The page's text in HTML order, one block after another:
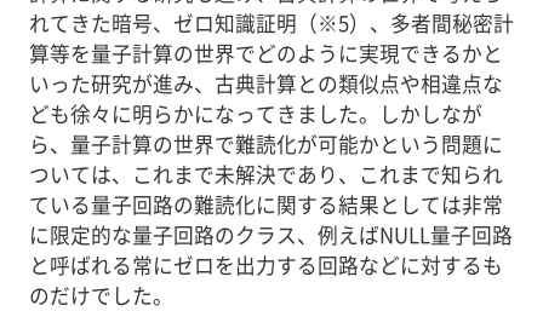
れてきた暗号、ゼロ知識証明（※5）、多者間秘密計
算等を量子計算の世界でどのように実現できるかと
いった研究が進み、古典計算との類似点や相違点な
ども徐々に明らかになってきました。しかしなが
ら、量子計算の世界で難読化が可能かという問題に
ついては、これまで未解決であり、これまで知られ
ている量子回路の難読化に関する結果としては非常
に限定的な量子回路のクラス、例えばNULL量子回路
と呼ばれる常にゼロを出力する回路などに対するも
のだけでした。